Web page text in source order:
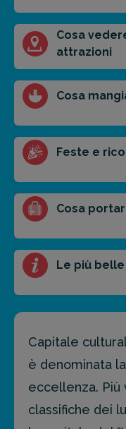
Breve
Ottieni un
prossima
FAI
Cosa
attrazioni
Cosa
Feste e
Cosa
Le più
Capitale
è denominata
eccellenza.
classifiche dei